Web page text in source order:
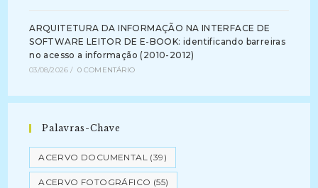
ARQUITETURA DA INFORMAÇÃO NA INTERFACE DE
SOFTWARE LEITOR DE E-BOOK: identificando barreiras
no acesso a informação (2010-2012)
03/08/2026 / 0 COMENTÁRIO
Palavras-Chave
ACERVO DOCUMENTAL (39)
ACERVO FOTOGRÁFICO (55)